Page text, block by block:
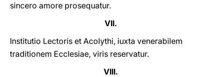
sincero amore prosequatur.
VII.
Institutio Lectoris et Acolythi, iuxta venerabilem
traditionem Ecclesiae, viris reservatur.
VIII.